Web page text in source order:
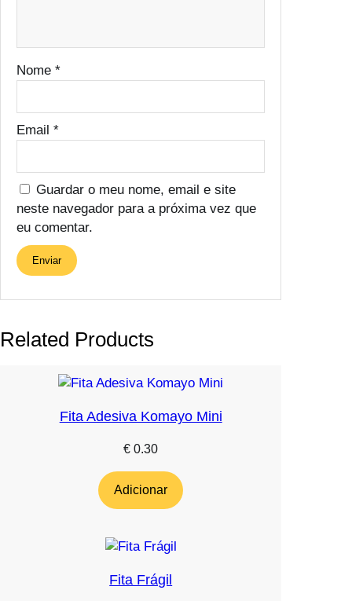
Nome *
Email *
Guardar o meu nome, email e site
neste navegador para a próxima vez que
eu comentar.
Related Products
Fita Adesiva Komayo Mini
€ 0.30
Adicionar
Fita Frágil